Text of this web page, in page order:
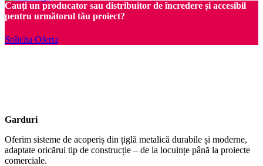
Cauți un producator sau distribuitor de încredere și accesibil
pentru următorul tău proiect?
Solicita Oferta
Garduri
Oferim sisteme de acoperiș din țiglă metalică durabile și moderne,
adaptate oricărui tip de construcție – de la locuințe până la proiecte
comerciale.